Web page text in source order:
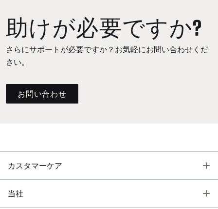
助けが必要ですか?
さらにサポートが必要ですか？お気軽にお問い合わせくだ
さい。
お問い合わせ
カスタマーケア
当社